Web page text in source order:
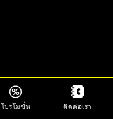
โปรโมชั่น ติดต่อเรา